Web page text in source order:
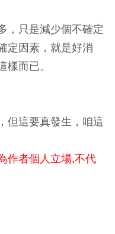
，只是減少個不確定
定因素，就是好消
而已。
但這要真發生，咱這
作者個人立場,不代